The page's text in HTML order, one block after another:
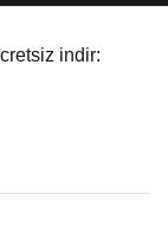
indir: